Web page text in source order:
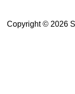
Copyright © 2026